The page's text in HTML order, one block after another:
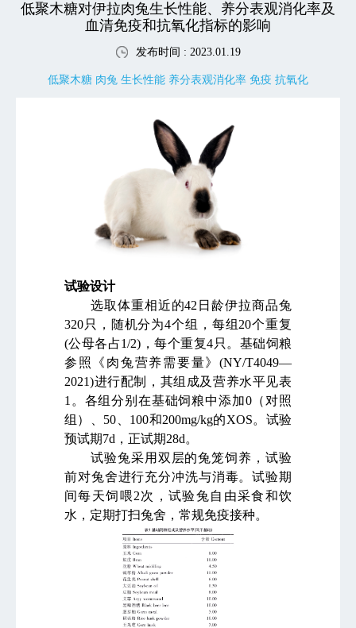
低聚木糖对伊拉肉兔生长性能、养分表观消化率及
血清免疫和抗氧化指标的影响
发布时间 : 2023.01.19
低聚木糖 肉兔 生长性能 养分表观消化率 免疫 抗氧化
试验设计
选取体重相近的42 日龄伊拉商品兔
320只，随机分为4个组，每组 20个重复
(公母各占1/2) ，每个重复4只。基础饲粮
参照《肉兔营养需要量》 (NY/T4049—
2021)进行配制，其组成及营养水平见表
1 。各组分别在基础饲粮中添加0（对照
组）、 50 100和200mg/kg的XOS。试验
预试期7d ，正试期28d。
试验兔采用双层的兔笼饲养，试验
前对兔舍进行充分冲洗与消毒。试验期
间每天饲喂2次，试验兔自由采食和饮
水，定期打扫兔舍，常规免疫接种。